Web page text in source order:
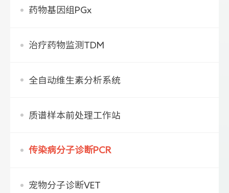
药物基因组PGx
治疗药物监测TDM
全自动维生素分析系统
质谱样本前处理工作站
传染病分子诊断PCR
宠物分子诊断VET